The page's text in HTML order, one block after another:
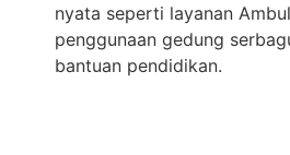
nyata seperti layanan
penggunaan gedung
bantuan pendidikan.